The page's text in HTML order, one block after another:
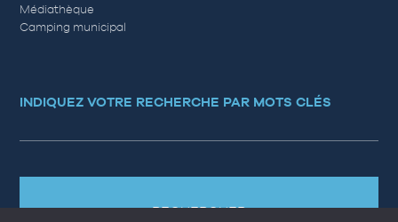
Médiathèque
Camping municipal
INDIQUEZ VOTRE RECHERCHE PAR MOTS CLÉS
RECHERCHER